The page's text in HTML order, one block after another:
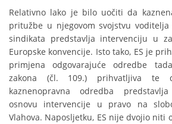
Relativno lako je bilo uočiti da
pritužbe u njegovom svojstvu
sindikata predstavlja intervenciju u
Europske konvencije. Isto tako, ES je
primjena odgovarajuće odredbe
zakona (čl. 109.) prihvatljiva te
kaznenopravna odredba
osnovu intervencije u pravo na
Vlahova. Naposljetku, ES nije dvojio niti